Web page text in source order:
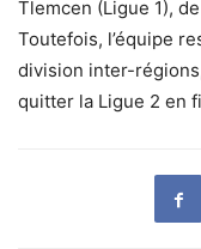
Tlemcen (Ligue 1),
Toutefois, l’équipe
division inter-
quitter la Ligue 2 en